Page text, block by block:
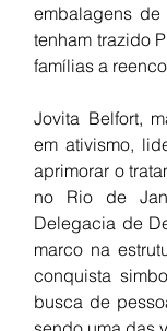
embalagens de
tenham trazido
famílias a
Jovita Belfort,
em ativismo,
aprimorar o
no Rio de
Delegacia de
marco na
conquista
busca de